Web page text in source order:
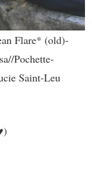
Flare* (old)-
Pochette-
Saint-Leu